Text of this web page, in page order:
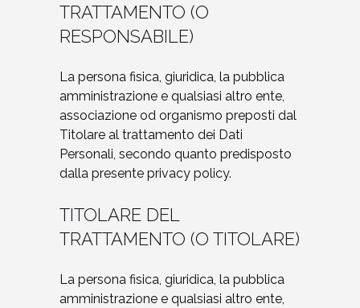
TRATTAMENTO (O
RESPONSABILE)
La persona fisica, giuridica, la pubblica
amministrazione e qualsiasi altro ente,
associazione od organismo preposti dal
Titolare al trattamento dei Dati
Personali, secondo quanto predisposto
dalla presente privacy policy.
TITOLARE DEL
TRATTAMENTO (O TITOLARE)
La persona fisica, giuridica, la pubblica
amministrazione e qualsiasi altro ente,